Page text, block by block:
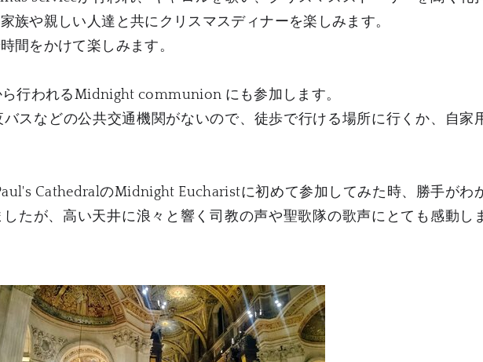
族や親しい人達と共にクリスマスディナーを楽しみます。
間をかけて楽しみます。
行われるMidnight communion にも参加します。
スなどの公共交通機関がないので、徒歩で行ける場所に行くか、自家
CathedralのMidnight Eucharistに初めて参加してみた時、勝手がわ
たが、高い天井に浪々と響く司教の声や聖歌隊の歌声にとても感動し